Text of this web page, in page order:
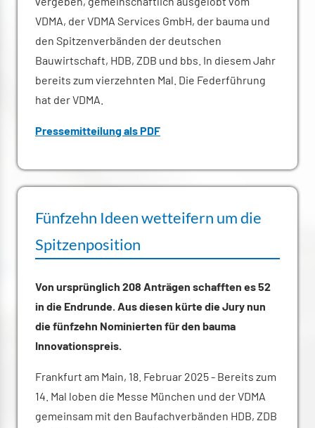
VDMA, der VDMA Services GmbH, der bauma und
den Spitzenverbänden der deutschen
Bauwirtschaft, HDB, ZDB und bbs. In diesem Jahr
bereits zum vierzehnten Mal. Die Federführung
hat der VDMA.
Pressemitteilung als PDF
Fünfzehn Ideen wetteifern um die
Spitzenposition
Von ursprünglich 208 Anträgen schafften es 52
in die Endrunde. Aus diesen kürte die Jury nun
die fünfzehn Nominierten für den bauma
Innovationspreis.
Frankfurt am Main, 18. Februar 2025 - Bereits zum
14. Mal loben die Messe München und der VDMA
gemeinsam mit den Baufachverbänden HDB, ZDB